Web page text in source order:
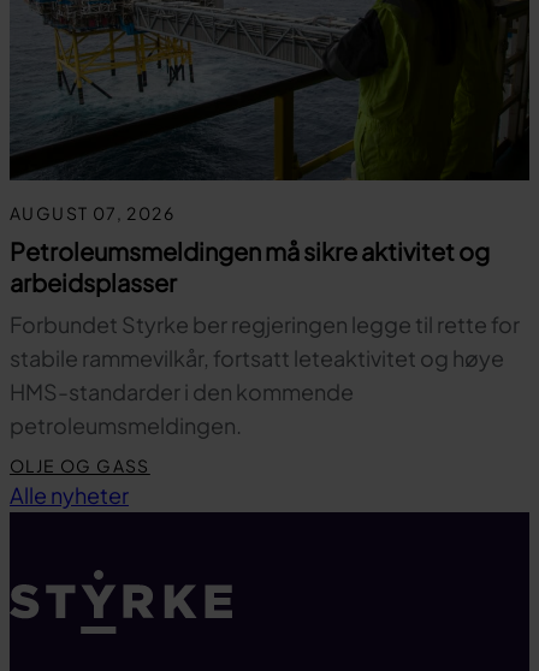
AUGUST 07, 2026
Petroleumsmeldingen må sikre aktivitet og
arbeidsplasser
Forbundet Styrke ber regjeringen legge til rette for
stabile rammevilkår, fortsatt leteaktivitet og høye
HMS-standarder i den kommende
petroleumsmeldingen.
OLJE OG GASS
Alle nyheter